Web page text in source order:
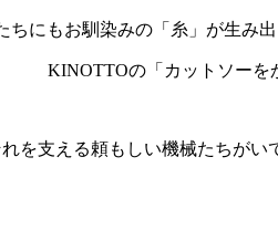
ちにもお馴染みの「糸」が生み
KINOTTOの「カットソーを
を支える頼もしい機械たちがい